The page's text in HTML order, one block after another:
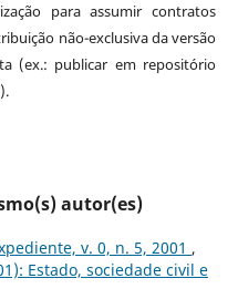
para assumir contratos
não-exclusiva da versão
(ex.: publicar em repositório
autor(es)
v. 0, n. 5, 2001 ,
Estado, sociedade civil e